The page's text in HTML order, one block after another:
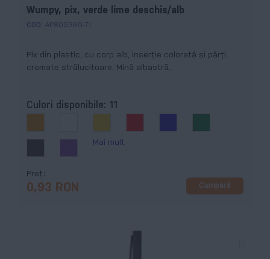
Wumpy, pix, verde lime deschis/alb
COD: AP809360-71
Pix din plastic, cu corp alb, inserție colorată și părți
cromate strălucitoare. Mină albastră.
Culori disponibile: 11
Mai mult
Preț
0,93 RON Cumpără